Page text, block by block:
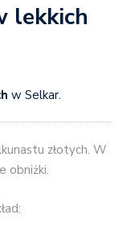
lekkich
w Selkar.
złotych. W
obniżki.